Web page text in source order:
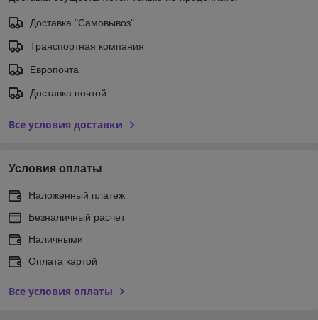
Доставка "Самовывоз"
Транспортная компания
Европочта
Доставка почтой
Все условия доставки
Условия оплаты
Наложенный платеж
Безналичный расчет
Наличными
Оплата картой
Все условия оплаты